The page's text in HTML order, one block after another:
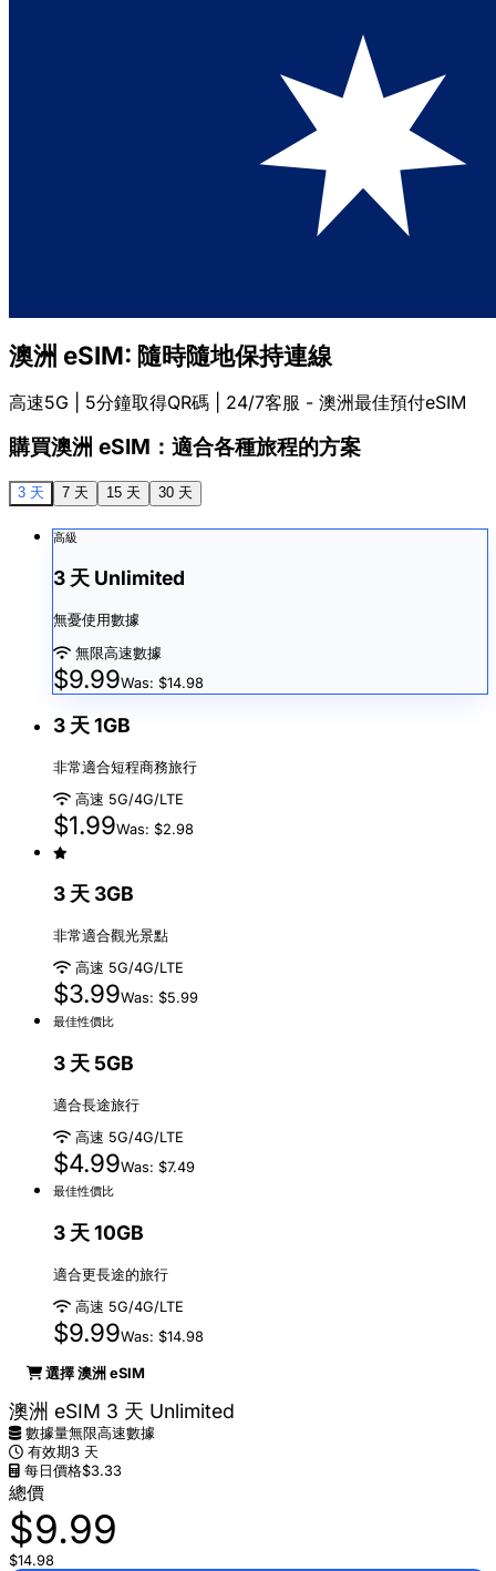
澳洲 eSIM: 隨時隨地保持連線
高速5G | 5分鐘取得QR碼 | 24/7客服 - 澳洲最佳預付eSIM
購買澳洲 eSIM：適合各種旅程的方案
3 天 7 天 15 天 30 天
高級
3 天 Unlimited
無憂使用數據
無限高速數據
$9.99Was: $14.98
3 天 1GB
非常適合短程商務旅行
高速 5G/4G/LTE
$1.99Was: $2.98
3 天 3GB
非常適合觀光景點
高速 5G/4G/LTE
$3.99Was: $5.99
最佳性價比
3 天 5GB
適合長途旅行
高速 5G/4G/LTE
$4.99Was: $7.49
最佳性價比
3 天 10GB
適合更長途的旅行
高速 5G/4G/LTE
$9.99Was: $14.98
選擇 澳洲 eSIM
澳洲 eSIM 3 天 Unlimited
數據量無限高速數據
有效期3 天
每日價格$3.33
總價
$9.99
$14.98